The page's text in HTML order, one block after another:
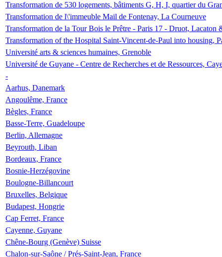
Transformation de 530 logements, bâtiments G, H, I, quartier du
Transformation de l\'immeuble Mail de Fontenay, La Courneuve
Transformation de la Tour Bois le Prêtre - Paris 17 - Druot, Lacaton
Transformation of the Hospital Saint-Vincent-de-Paul into housing,
Université arts & sciences humaines, Grenoble
Université de Guyane - Centre de Recherches et de Ressources,
-
Aarhus, Danemark
Angoulême, France
Bègles, France
Basse-Terre, Guadeloupe
Berlin, Allemagne
Beyrouth, Liban
Bordeaux, France
Bosnie-Herzégovine
Boulogne-Billancourt
Bruxelles, Belgique
Budapest, Hongrie
Cap Ferret, France
Cayenne, Guyane
Chêne-Bourg (Genève) Suisse
Chalon-sur-Saône / Prés-Saint-Jean, France